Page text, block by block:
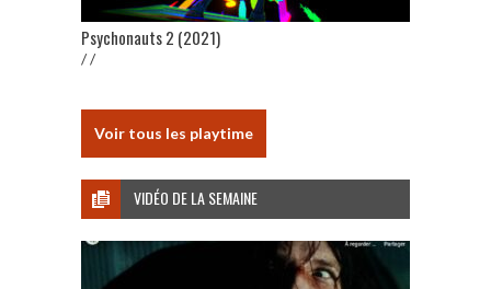
Psychonauts 2 (2021)
/ /
Voir tous les playtime
VIDÉO DE LA SEMAINE